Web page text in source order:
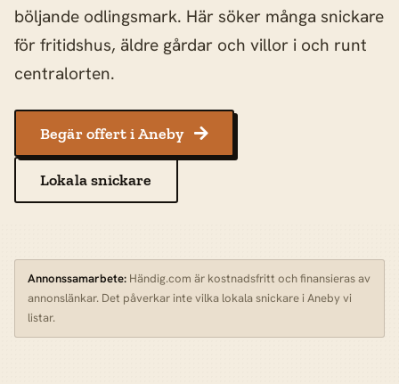
böljande odlingsmark. Här söker många snickare
för fritidshus, äldre gårdar och villor i och runt
centralorten.
Begär offert i Aneby 
Lokala snickare
Annonssamarbete: Händig.com är kostnadsfritt och finansieras av
annonslänkar. Det påverkar inte vilka lokala snickare i Aneby vi
listar.